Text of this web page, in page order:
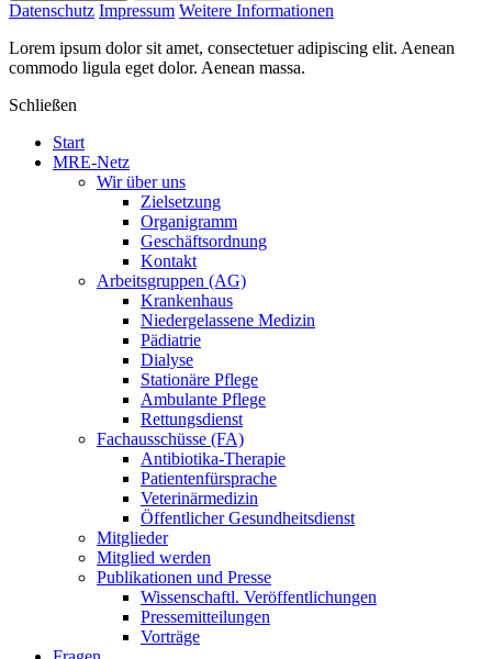
Datenschutz Impressum Weitere Informationen
Lorem ipsum dolor sit amet, consectetuer adipiscing elit. Aenean
commodo ligula eget dolor. Aenean massa.
Schließen
Start
MRE-Netz
Wir über uns
Zielsetzung
Organigramm
Geschäftsordnung
Kontakt
Arbeitsgruppen (AG)
Krankenhaus
Niedergelassene Medizin
Pädiatrie
Dialyse
Stationäre Pflege
Ambulante Pflege
Rettungsdienst
Fachausschüsse (FA)
Antibiotika-Therapie
Patientenfürsprache
Veterinärmedizin
Öffentlicher Gesundheitsdienst
Mitglieder
Mitglied werden
Publikationen und Presse
Wissenschaftl. Veröffentlichungen
Pressemitteilungen
Vorträge